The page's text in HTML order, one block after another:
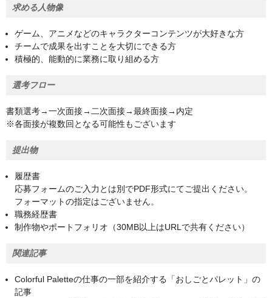
求める人物像
ゲーム、アニメなどのキャラクターコンテンツが大好きな方
チームで成果を出すことを大切にできる方
積極的、能動的に業務に取り組める方
選考フロー
書類選考→一次面接→二次面接→最終面接→内定
※各面接が複数回となる可能性もございます
提出物
履歴書
応募フォームのご入力とは別でPDF形式にてご提出ください。
フォーマットの指定はございません。
職務経歴書
制作物やポートフォリオ（30MB以上はURLで共有ください）
関連記事
Colorful Paletteの仕事の一部を紹介する「おしごとパレット」の
記事